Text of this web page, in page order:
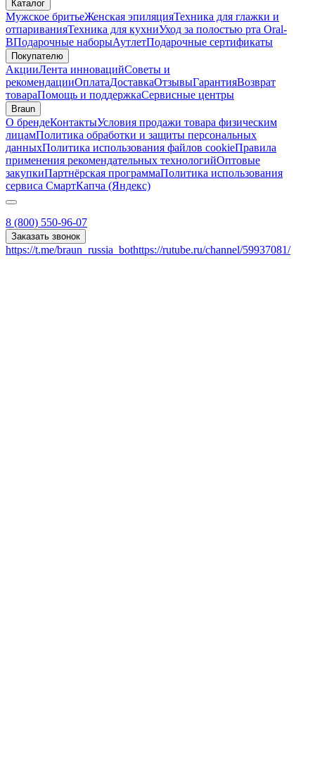
Каталог
Мужское бритьеЖенская эпиляцияТехника для глажки и
отпариванияТехника для кухниУход за полостью рта Oral-
BПодарочные наборыАутлетПодарочные сертификаты
Покупателю
АкцииЛента инновацийСоветы и
рекомендацииОплатаДоставкаОтзывыГарантияВозврат
товараПомощь и поддержкаСервисные центры
Braun
О брендеКонтактыУсловия продажи товара физическим
лицамПолитика обработки и защиты персональных
данныхПолитика использования файлов cookieПравила
применения рекомендательных технологийОптовые
закупкиПартнёрская программаПолитика использования
сервиса СмартКапча (Яндекс)
8 (800) 550-96-07
Заказать звонок
https://t.me/braun_russia_bothttps://rutube.ru/channel/59937081/